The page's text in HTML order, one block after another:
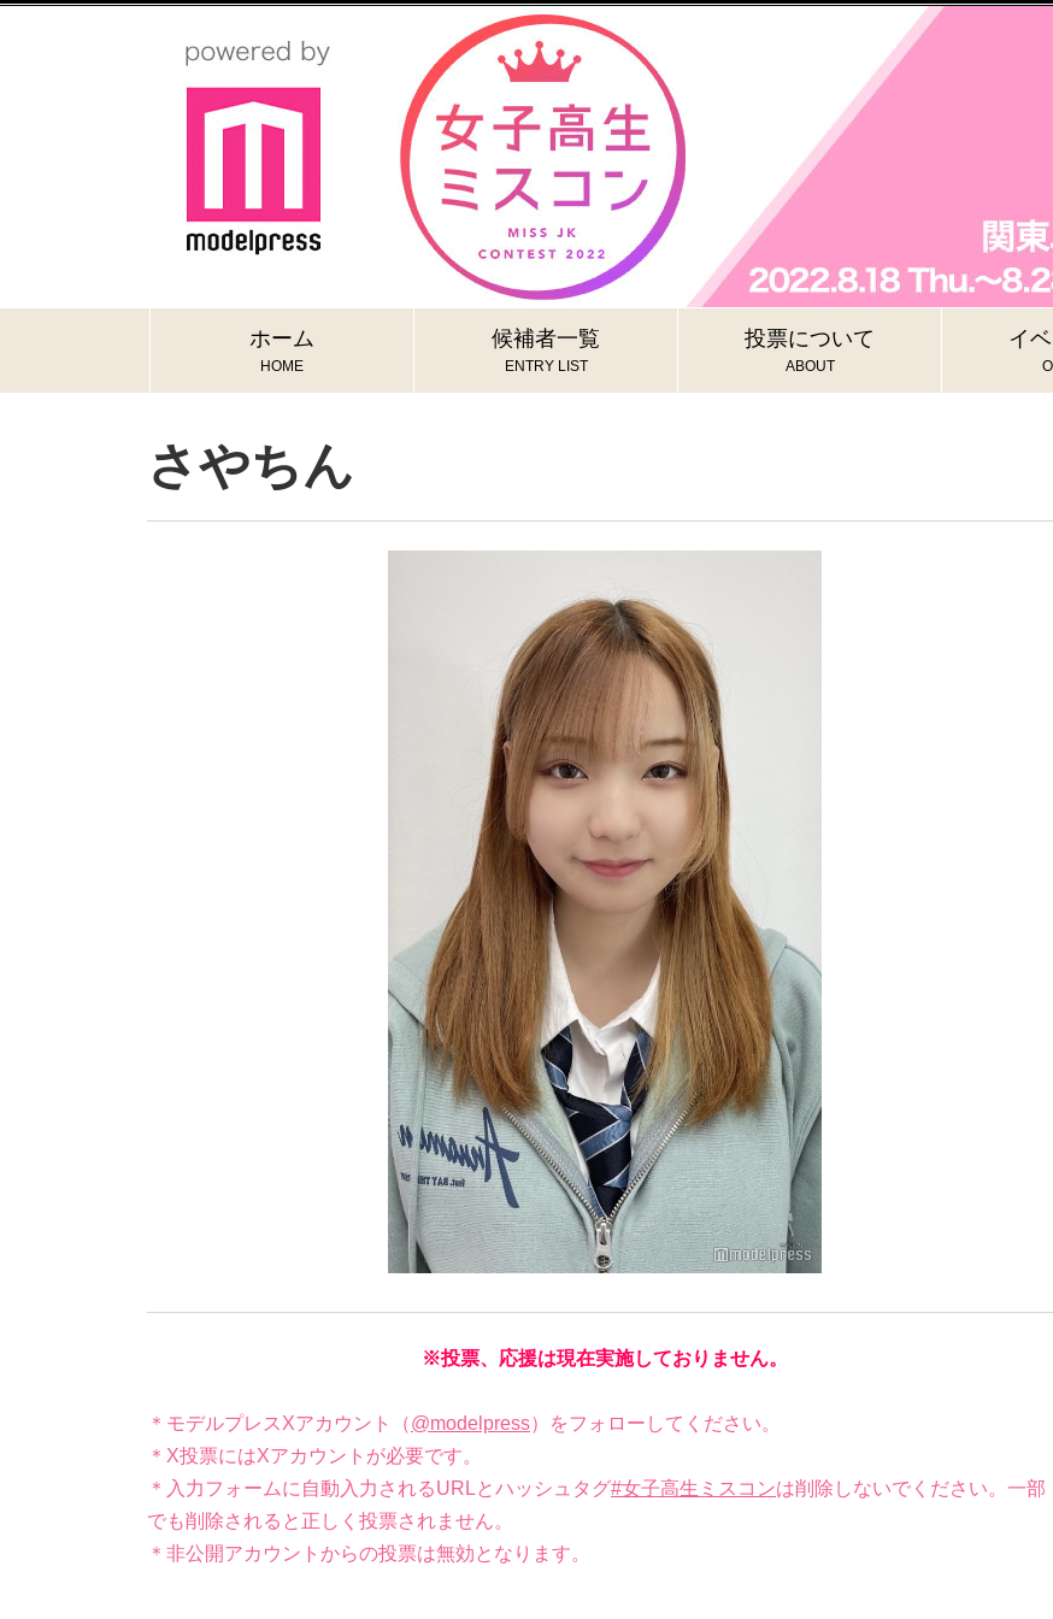
ホーム
HOME
候補者一覧
ENTRY LIST
投票について
ABOUT
イ
さやちん
※投票、応援は現在実施しておりません。
＊モデルプレスXアカウント（@modelpress）をフォローしてください。
＊X投票にはXアカウントが必要です。
＊入力フォームに自動入力されるURLとハッシュタグ#女子高生ミスコンは削除しないでください。一部
でも削除されると正しく投票されません。
＊非公開アカウントからの投票は無効となります。